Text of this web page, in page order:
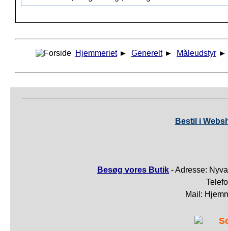
Hjemmeriet ► Generelt ► Måleudstyr ►
Bestil i
Besøg vores Butik - Adresse:
Mail: